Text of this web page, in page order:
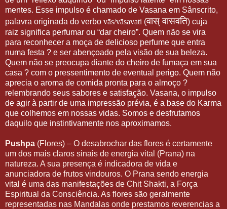
mentes. Esse impulso é chamado de Vasana em Sânscrito,
palavra originada do verbo vās/vāsavati (वास् वासवति) cuja
raiz significa perfumar ou “dar cheiro”. Quem não se vira
para reconhecer a moça de delicioso perfume que entra
numa festa ? e ser abençoado pela visão de sua beleza.
Quem não se preocupa diante do cheiro de fumaça em sua
casa ? com o pressentimento de eventual perigo. Quem não
aprecia o aroma de comida pronta para o almoço ?
relembrando seus sabores e satisfação. Vasana, o impulso
de agir à partir de uma impressão prévia, é a base do Karma
que colhemos em nossas vidas. Somos e desfrutamos
daquilo que instintivamente nos aproximamos.
Pushpa (Flores) – O desabrochar das flores é certamente
um dos mais claros sinais de energia vital (Prana) na
natureza. A sua presença é indicadora de vida e
anunciadora de frutos vindouros. O Prana sendo energia
vital é uma das manifestações de Chit Shakti, a Força
Espiritual da Consciência. As flores são geralmente
representadas nas Mandalas onde prestamos reverencias a